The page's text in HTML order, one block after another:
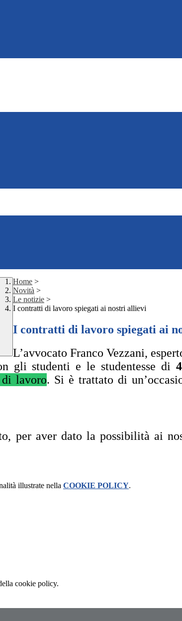
Home >
Novità >
Le notizie >
I contratti di lavoro spiegati ai nostri allievi
I contratti di lavoro spiegati ai
L’avvocato Franco Vezzani,
gli studenti e le studentesse di
lavoro. Si è trattato di
per aver dato la possibilità ai
illustrate nella COOKIE POLICY.
cookie policy.